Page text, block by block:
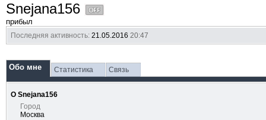
Snejana156
прибыл
Последняя активность:21.05.2016 20:47
Обо мне Статистика Связь
О Snejana156
Город
Москва